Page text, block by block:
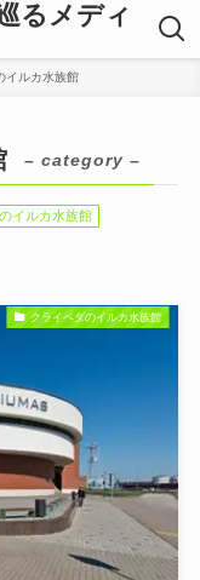
るメディ
イルカ水族館
– category –
イルカ水族館
クライペダのイルカ水族館